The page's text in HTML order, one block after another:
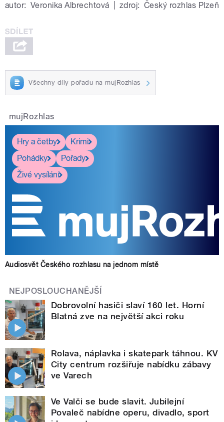
autor: Veronika Albrechtová zdroj: Český rozhlas Plzeň
Všechny díly pořadu na mujRozhlas
mujRozhlas
Hry a četby
Krimi
Pohádky
Pořady
Živé vysílání
Audiosvět Českého rozhlasu na jednom místě
NEJPOSLOUCHANĚJŠÍ
Dobrovolní hasiči slaví 160 let. Horní
Blatná zve na největší akci roku
Rolava, náplavka i skatepark táhnou. KV
City centrum rozšiřuje nabídku zábavy
ve Varech
Ve Valči se bude slavit. Jubilejní
Povaleč nabídne operu, divadlo, sport